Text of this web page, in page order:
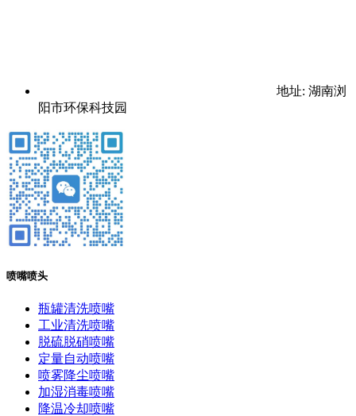
地址: 湖南浏
阳市环保科技园
喷嘴喷头
瓶罐清洗喷嘴
工业清洗喷嘴
脱硫脱硝喷嘴
定量自动喷嘴
喷雾降尘喷嘴
加湿消毒喷嘴
降温冷却喷嘴